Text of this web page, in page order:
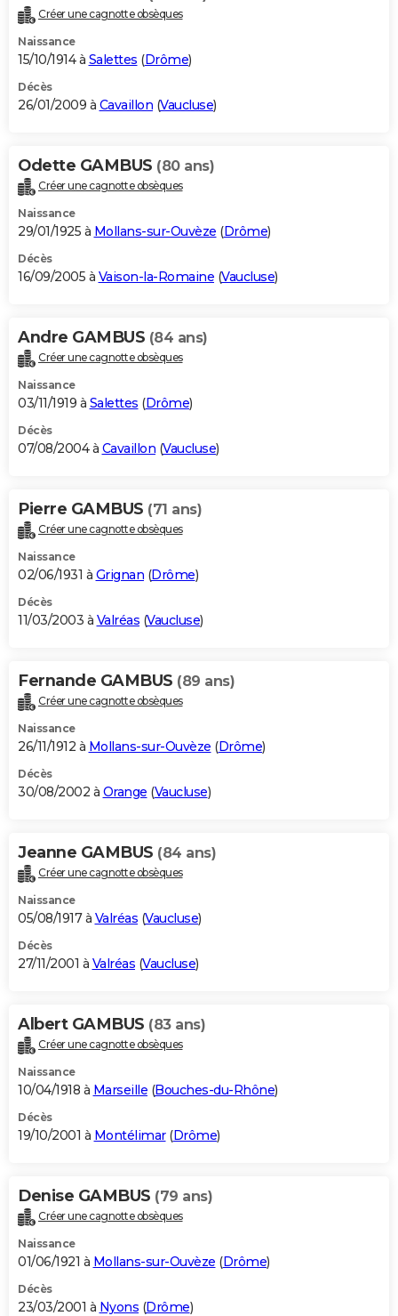
Créer une cagnotte obsèques
Naissance
15/10/1914 à Salettes (Drôme)
Décès
26/01/2009 à Cavaillon (Vaucluse)
Odette GAMBUS (80 ans)
Créer une cagnotte obsèques
Naissance
29/01/1925 à Mollans-sur-Ouvèze (Drôme)
Décès
16/09/2005 à Vaison-la-Romaine (Vaucluse)
Andre GAMBUS (84 ans)
Créer une cagnotte obsèques
Naissance
03/11/1919 à Salettes (Drôme)
Décès
07/08/2004 à Cavaillon (Vaucluse)
Pierre GAMBUS (71 ans)
Créer une cagnotte obsèques
Naissance
02/06/1931 à Grignan (Drôme)
Décès
11/03/2003 à Valréas (Vaucluse)
Fernande GAMBUS (89 ans)
Créer une cagnotte obsèques
Naissance
26/11/1912 à Mollans-sur-Ouvèze (Drôme)
Décès
30/08/2002 à Orange (Vaucluse)
Jeanne GAMBUS (84 ans)
Créer une cagnotte obsèques
Naissance
05/08/1917 à Valréas (Vaucluse)
Décès
27/11/2001 à Valréas (Vaucluse)
Albert GAMBUS (83 ans)
Créer une cagnotte obsèques
Naissance
10/04/1918 à Marseille (Bouches-du-Rhône)
Décès
19/10/2001 à Montélimar(Drôme)
Denise GAMBUS (79 ans)
Créer une cagnotte obsèques
Naissance
01/06/1921 à Mollans-sur-Ouvèze (Drôme)
Décès
23/03/2001 à Nyons (Drôme)